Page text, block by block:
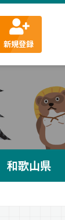
新規登録
和歌山県